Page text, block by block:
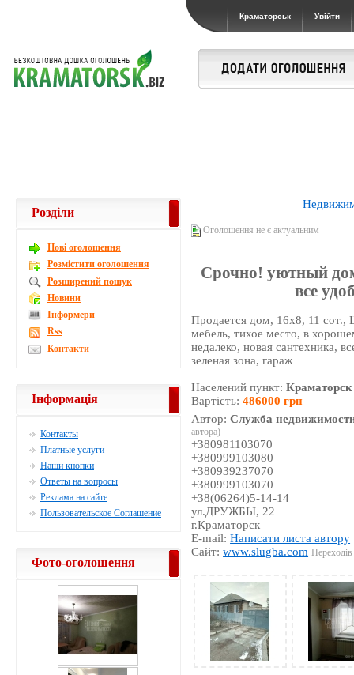
Краматорськ Увійти
Оголошення не є актуальним
Срочно! уютный
все
Продается дом, 16х8, 11 сот.,
мебель, тихое место, в
недалеко, новая сантехника,
зеленая зона, гараж
Населений пункт:Краматорск
Вартість:486000 грн
Автор:Служба
автора)
+380981103070
+380999103080
+380939237070
+380999103070
+38(06264)5-14-14
ул.ДРУЖБЫ, 22
г.Краматорск
E-mail:Написати листа автору
Сайт:www.slugba.com
Розділи
Новi оголошення
Розмістити оголошення
Розширений пошук
Новини
Інформери
Rss
Контакти
Інформація
Контакты
Платные услуги
Наши кнопки
Ответы на вопросы
Реклама на сайте
Пользовательское Соглашение
Фото-оголошення